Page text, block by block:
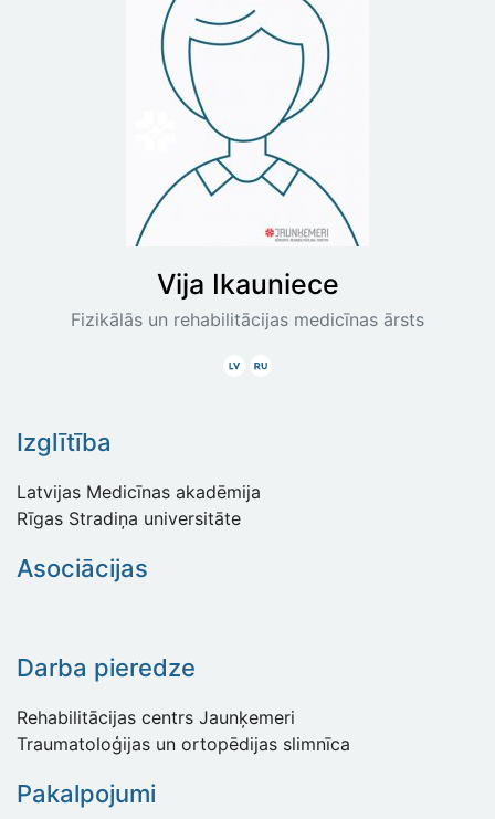
Vija Ikauniece
Fizikālās un rehabilitācijas medicīnas ārsts
LatviskiKrieviski
Izglītība
Latvijas Medicīnas akadēmija
Rīgas Stradiņa universitāte
Asociācijas
Darba pieredze
Rehabilitācijas centrs Jaunķemeri
Traumatoloģijas un ortopēdijas slimnīca
Pakalpojumi